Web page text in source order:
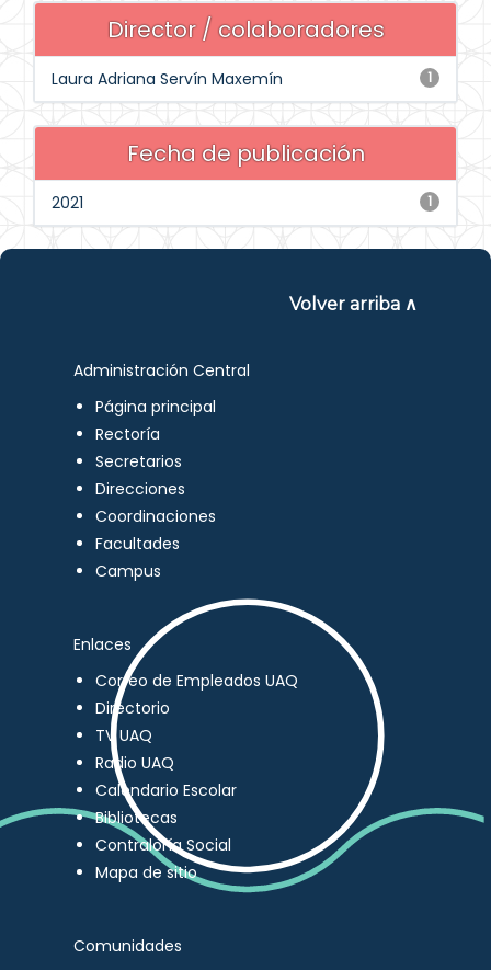
Director / colaboradores
1
Laura Adriana Servín Maxemín
Fecha de publicación
1
2021
Volver arriba ∧
Administración Central
Página principal
Rectoría
Secretarios
Direcciones
Coordinaciones
Facultades
Campus
Enlaces
Correo de Empleados UAQ
Directorio
TV UAQ
Radio UAQ
Calendario Escolar
Bibliotecas
Contraloría Social
Mapa de sitio
Comunidades